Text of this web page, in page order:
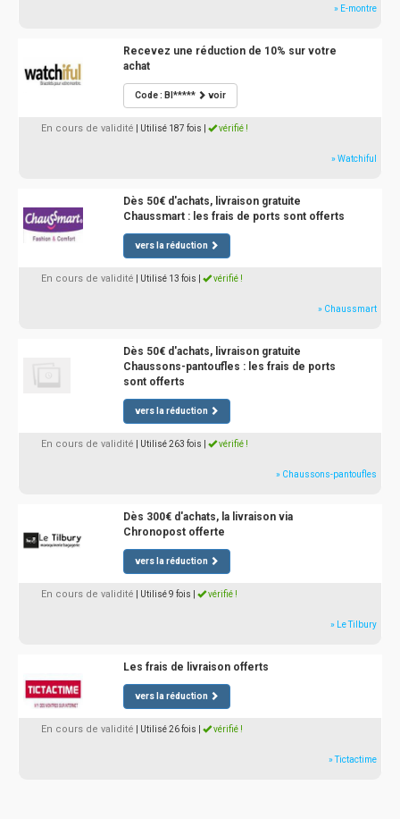
» E-montre
Recevez une réduction de 10% sur votre
achat
Code : BI***** voir
En cours de validité | Utilisé 187 fois vérifié !
» Watchiful
Dès 50€ d'achats, livraison gratuite
Chaussmart : les frais de ports sont offerts
vers la réduction
En cours de validité | Utilisé 13 fois vérifié !
» Chaussmart
Dès 50€ d'achats, livraison gratuite
Chaussons-pantoufles : les frais de ports
sont offerts
vers la réduction
En cours de validité | Utilisé 263 fois vérifié !
» Chaussons-pantoufles
Dès 300€ d'achats, la livraison via
Chronopost offerte
vers la réduction
En cours de validité | Utilisé 9 fois vérifié !
» Le Tilbury
Les frais de livraison offerts
vers la réduction
En cours de validité | Utilisé 26 fois vérifié !
» Tictactime